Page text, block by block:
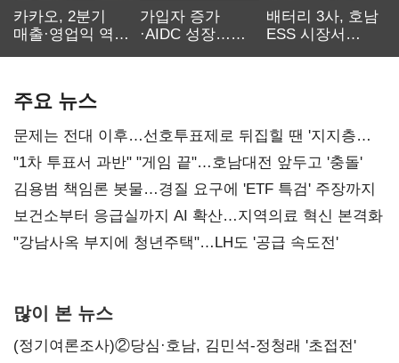
카카오, 2분기
매출·영업익 역대
가입자 증가
·AIDC 성장…
배터리 3사, 호남
ESS 시장서
주요 뉴스
문제는 전대 이후…선호투표제로 뒤집힐 땐 '지지층
불복'
"1차 투표서 과반" "게임 끝"…호남대전 앞두고 '충돌'
김용범 책임론 봇물…경질 요구에 'ETF 특검' 주장까지
보건소부터 응급실까지 AI 확산…지역의료 혁신 본격화
"강남사옥 부지에 청년주택"…LH도 '공급 속도전'
많이 본 뉴스
(정기여론조사)②당심·호남, 김민석-정청래 '초접전'